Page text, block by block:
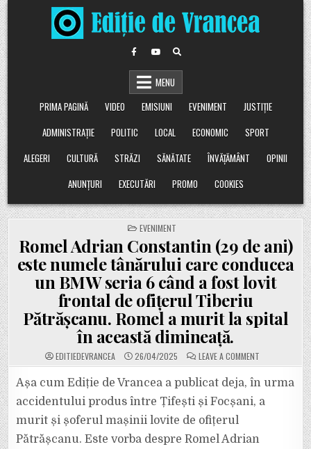
Skip
to
content
MENU
PRIMA PAGINĂ
VIDEO EMISIUNI EVENIMENT
JUSTIȚIE
ADMINISTRAȚIE
POLITIC LOCAL ECONOMIC
SPORT
ALEGERI
CULTURĂ STRĂZI SĂNĂTATE ÎNVĂȚĂMÂNT
OPINII
ANUNȚURI
EXECUTĂRI PROMO COOKIES
POSTED
IN
EVENIMENT
Romel Adrian Constantin (29 de ani)
este numele tânărului care conducea
un BMW seria 6 când a fost lovit
frontal de ofițerul Tiberiu
Pătrășcanu. Romel a murit la spital
în această dimineață.
EDITIEDEVRANCEA 26/04/2025 LEAVE A COMMENTON
ROMEL
CONSTANTIN
(29
DE
ANI)
Așa cum Ediție de Vrancea a publicat deja, în urma
accidentului produs între Țifești și Focșani, a
murit și șoferul mașinii lovite de ofițerul
Pătrășcanu. Este vorba despre Romel Adrian